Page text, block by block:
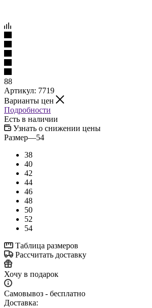
88
Артикул: 7719
Варианты цен
Подробности
Есть в наличии
Узнать о снижении цены
Размер—54
38
40
42
44
46
48
50
52
54
Таблица размеров
Рассчитать доставку
Хочу в подарок
Самовывоз - бесплатно
Доставка: